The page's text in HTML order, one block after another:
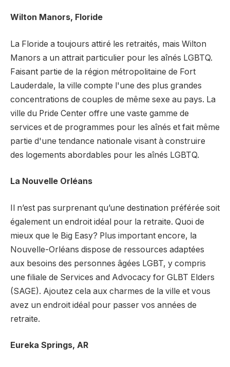
Wilton Manors, Floride
La Floride a toujours attiré les retraités, mais Wilton
Manors a un attrait particulier pour les aînés LGBTQ.
Faisant partie de la région métropolitaine de Fort
Lauderdale, la ville compte l'une des plus grandes
concentrations de couples de même sexe au pays. La
ville du Pride Center offre une vaste gamme de
services et de programmes pour les aînés et fait même
partie d'une tendance nationale visant à construire
des logements abordables pour les aînés LGBTQ.
La Nouvelle Orléans
Il n’est pas surprenant qu’une destination préférée soit
également un endroit idéal pour la retraite. Quoi de
mieux que le Big Easy? Plus important encore, la
Nouvelle-Orléans dispose de ressources adaptées
aux besoins des personnes âgées LGBT, y compris
une filiale de Services and Advocacy for GLBT Elders
(SAGE). Ajoutez cela aux charmes de la ville et vous
avez un endroit idéal pour passer vos années de
retraite.
Eureka Springs, AR